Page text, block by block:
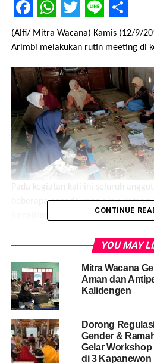
Facebook
WhatsApp
Twitter
Line
(Alfi/ Mitra Wacana) Kamis (12/9/
Arimbi melakukan rutin meeting di
Pada kegiatan kali ini seluruh
beberapa agenda yang akan datang
jurnalisme warga, yang
dan jurnalisme warga, yang akan
CONTINUE
YOU MAY
Mitra Wacana
Aman dan
Kalidengen
Dorong
Gender &
Gelar
di 3